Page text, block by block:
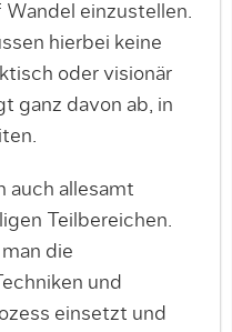
einzustellen.
hierbei keine
oder visionär
ganz davon ab, in
auch allesamt
Teilbereichen.
die
und
einsetzt und